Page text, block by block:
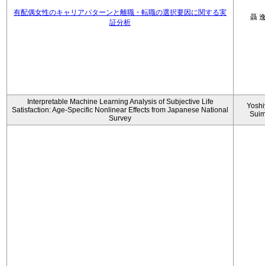
有配偶女性のキャリアパターンと離職・転職の選択要因に関する実
証分析
聶
Interpretable Machine Learning Analysis of Subjective Life
Satisfaction: Age-Specific Nonlinear Effects from Japanese National
Survey